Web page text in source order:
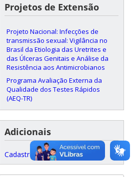
Projetos de Extensão
Projeto Nacional: Infecções de
transmissão sexual: Vigilância no
Brasil da Etiologia das Uretrites e
das Úlceras Genitais e Análise da
Resistência aos Antimicrobianos
Programa Avaliação Externa da
Qualidade dos Testes Rápidos
(AEQ-TR)
Adicionais
Cadastro para Eventos